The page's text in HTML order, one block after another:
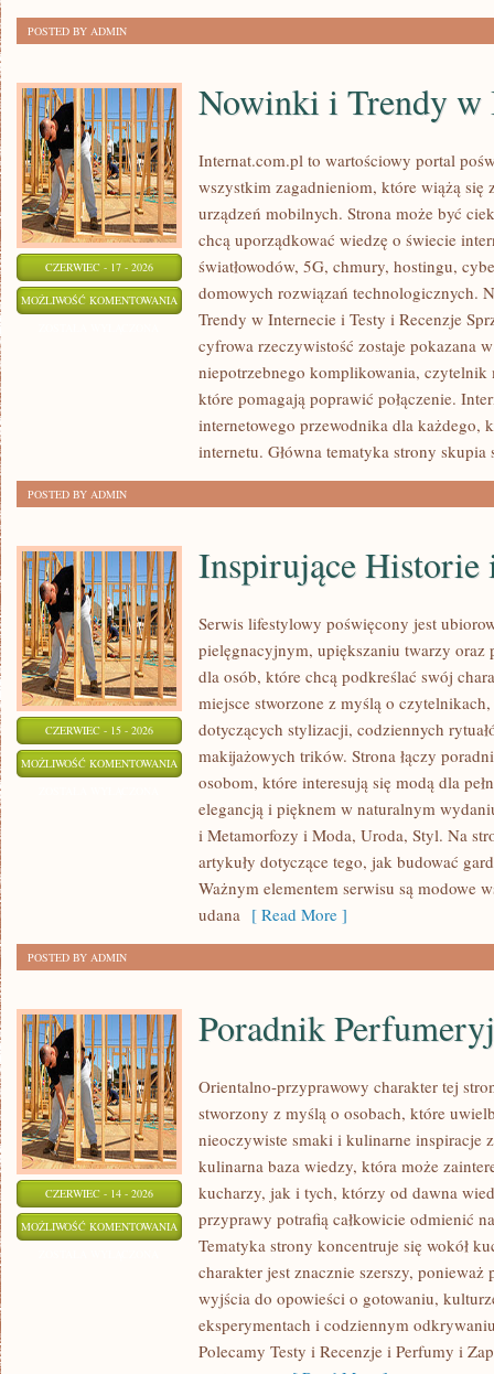
POSTED BY ADMIN
CZERWIEC - 17 - 2026
MOŻLIWOŚĆ KOMENTOWANIA NOWINKI
TRENDY
INTERNECIE
Nowinki i Trendy w
Internat.com.pl to wartościowy portal
wszystkim zagadnieniom, które wiążą się
urządzeń mobilnych. Strona może być
chcą uporządkować wiedzę o świecie
światłowodów, 5G, chmury, hostingu,
domowych rozwiązań technologicznych.
Trendy w Internecie i Testy i Recenzje
cyfrowa rzeczywistość zostaje pokazana
niepotrzebnego komplikowania,
które pomagają poprawić połączenie.
internetowego przewodnika dla każdego,
internetu. Główna tematyka strony skupia
POSTED BY ADMIN
CZERWIEC - 15 - 2026
MOŻLIWOŚĆ KOMENTOWANIA INSPIRUJĄCE
HISTORIE
METAMORFOZY
Inspirujące
Serwis lifestylowy poświęcony jest
pielęgnacyjnym, upiększaniu twarzy oraz
dla osób, które chcą podkreślać swój
miejsce stworzone z myślą o
dotyczących stylizacji, codziennych
makijażowych trików. Strona łączy
osobom, które interesują się modą dla
elegancją i pięknem w naturalnym
i Metamorfozy i Moda, Uroda, Styl. Na
artykuły dotyczące tego, jak budować
Ważnym elementem serwisu są modowe
udana [ Read More ]
POSTED BY ADMIN
CZERWIEC - 14 - 2026
MOŻLIWOŚĆ KOMENTOWANIA PORADNIK
PERFUMERYJNY
Poradnik
Orientalno-przyprawowy charakter tej
stworzony z myślą o osobach, które
nieoczywiste smaki i kulinarne inspiracje
kulinarna baza wiedzy, która może
kucharzy, jak i tych, którzy od dawna
przyprawy potrafią całkowicie odmienić
Tematyka strony koncentruje się wokół
charakter jest znacznie szerszy,
wyjścia do opowieści o gotowaniu,
eksperymentach i codziennym
Polecamy Testy i Recenzje i Perfumy i